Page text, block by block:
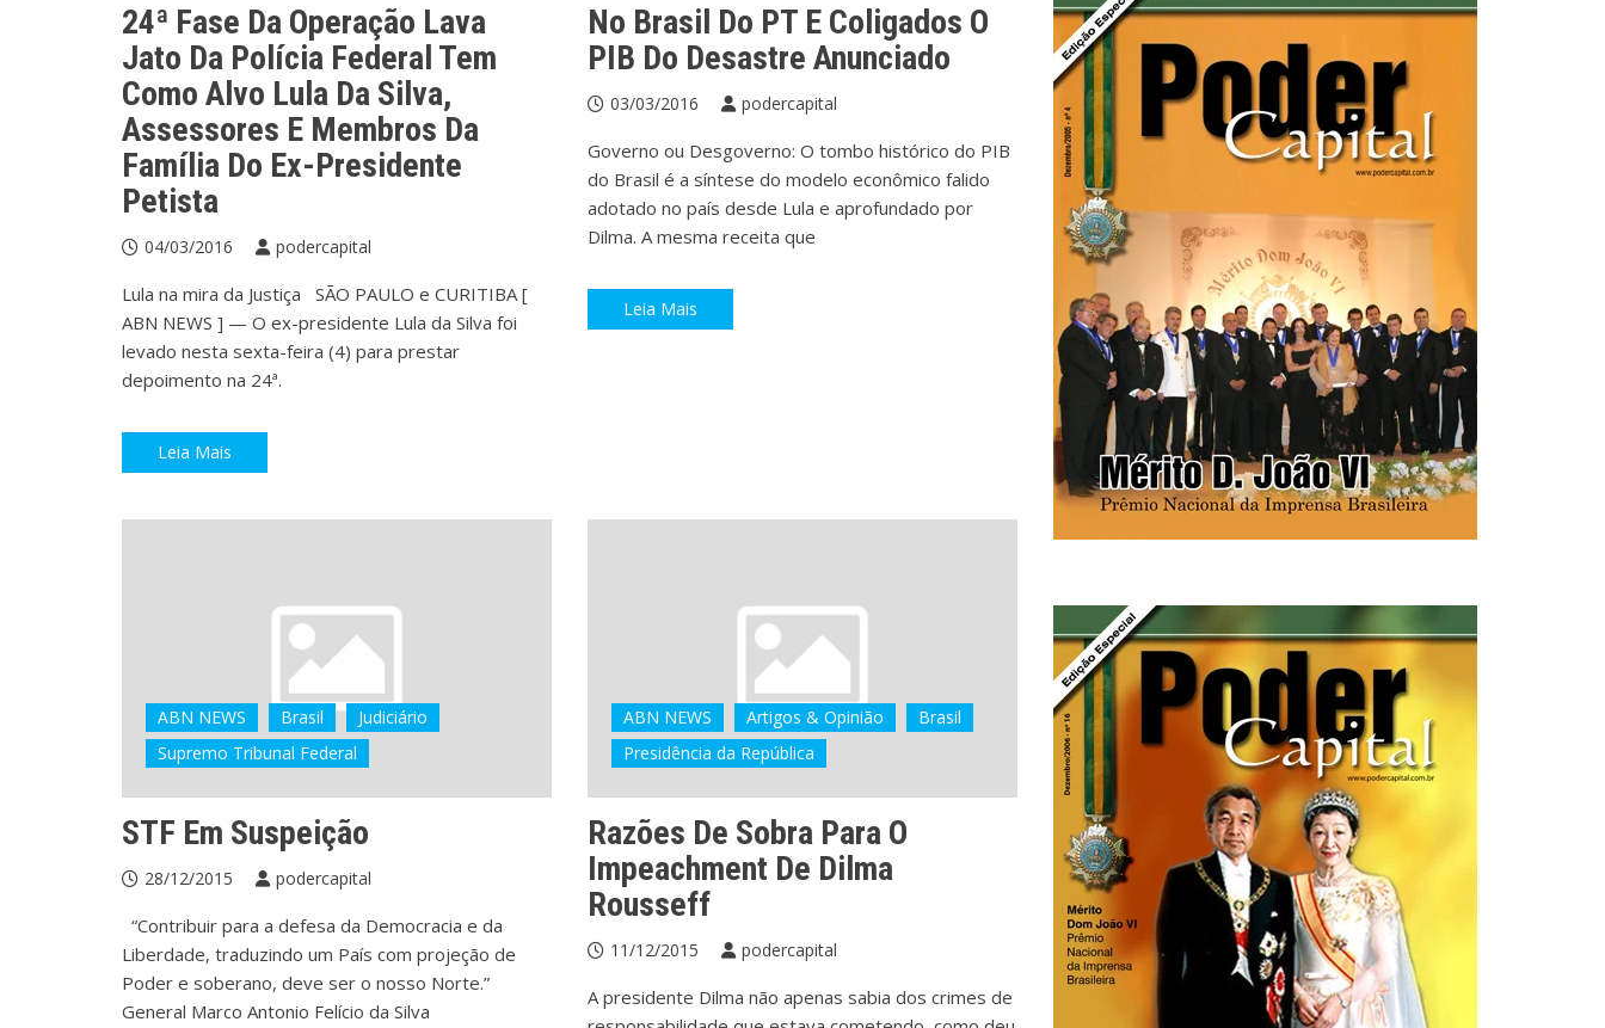
24ª Fase Da Operação Lava
Jato Da Polícia Federal Tem
Como Alvo Lula Da Silva,
Assessores E Membros Da
Família Do Ex-Presidente
Petista
04/03/2016 podercapital
Lula na mira da Justiça SÃO PAULO e CURITIBA [
ABN NEWS ] — O ex-presidente Lula da Silva foi
levado nesta sexta-feira (4) para prestar
depoimento na 24ª.
Leia Mais
No Brasil Do PT E Coligados O
PIB Do Desastre Anunciado
03/03/2016 podercapital
Governo ou Desgoverno: O tombo histórico do PIB
do Brasil é a síntese do modelo econômico falido
adotado no país desde Lula e aprofundado por
Dilma. A mesma receita que
Leia Mais
ABN NEWS Brasil
Judiciário
Supremo Tribunal Federal
STF Em Suspeição
28/12/2015 podercapital
“Contribuir para a defesa da Democracia e da
Liberdade, traduzindo um País com projeção de
Poder e soberano, deve ser o nosso Norte.”
General Marco Antonio Felício da Silva
ABN NEWS Artigos & Opinião
Brasil
Presidência da República
Razões De Sobra Para O
Impeachment De Dilma
Rousseff
11/12/2015 podercapital
A presidente Dilma não apenas sabia dos crimes de